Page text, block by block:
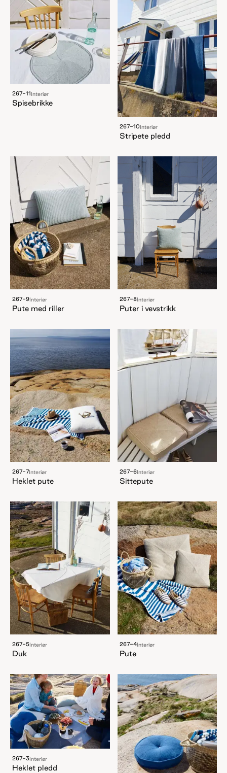
267-11Interiør
Spisebrikke
267-10Interiør
Stripete pledd
267-9Interiør
Pute med riller
267-8Interiør
Puter i vevstrikk
267-7Interiør
Heklet pute
267-6Interiør
Sittepute
267-5Interiør
Duk
267-4Interiør
Pute
267-3Interiør
Heklet pledd